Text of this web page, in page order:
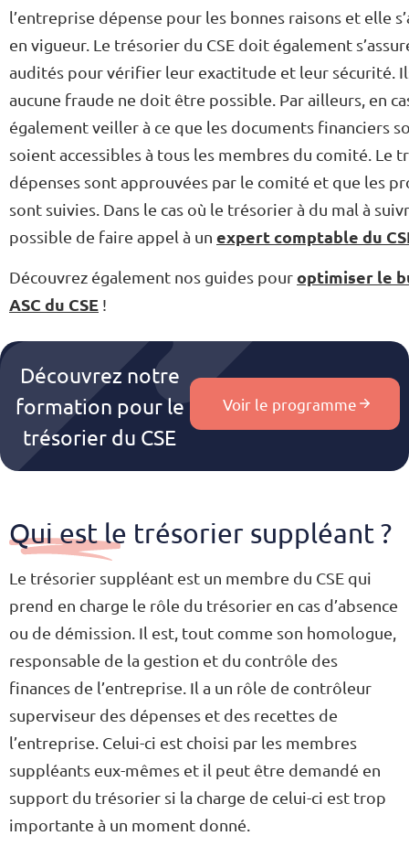
l’entreprise dépense pour les bonnes raisons et elle
en vigueur. Le trésorier du CSE doit également
audités pour vérifier leur exactitude et leur sécurité.
aucune fraude ne doit être possible. Par ailleurs, en
également veiller à ce que les documents financiers
soient accessibles à tous les membres du comité. Le
dépenses sont approuvées par le comité et que les
sont suivies. Dans le cas où le trésorier à du mal à
possible de faire appel à un expert comptable du
Découvrez également nos guides pouroptimiser le
ASC du CSE !
Découvrez notre
formation pour le
trésorier du CSE
Voir le programme
Qui est le trésorier suppléant ?
Le trésorier suppléant est un membre du CSE qui
prend en charge le rôle du trésorier en cas d’absence
ou de démission. Il est, tout comme son homologue,
responsable de la gestion et du contrôle des
finances de l’entreprise. Il a un rôle de contrôleur
superviseur des dépenses et des recettes de
l’entreprise. Celui-ci est choisi par les membres
suppléants eux-mêmes et il peut être demandé en
support du trésorier si la charge de celui-ci est trop
importante à un moment donné.